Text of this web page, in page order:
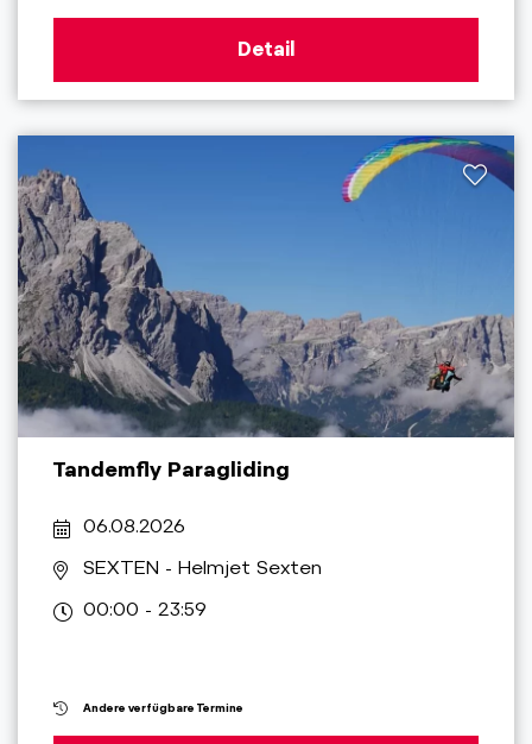
Detail
Tandemfly Paragliding
06.08.2026
SEXTEN - Helmjet Sexten
00:00 - 23:59
Andere verfügbare Termine